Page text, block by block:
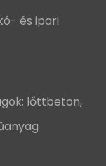
és ipari
lőttbeton,